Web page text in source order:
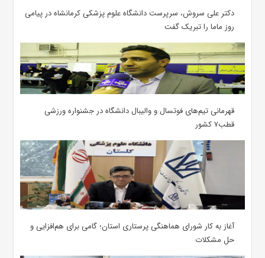
دکتر علی سروش، سرپرست دانشگاه علوم پزشکی کرمانشاه در پیامی
روز ماما را تبریک گفت
قهرمانی تیم‌های فوتسال و والیبال دانشگاه در جشنواره ورزشی
قطب۷ کشور
آغاز به کار شورای هماهنگی پرستاری استان؛ گامی برای هم‌افزایی و
حل مشکلات